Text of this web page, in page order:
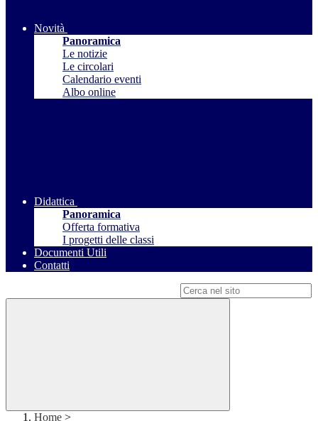
Novità
Panoramica
Le notizie
Le circolari
Calendario eventi
Albo online
Didattica
Panoramica
Offerta formativa
I progetti delle classi
Documenti Utili
Contatti
Home >